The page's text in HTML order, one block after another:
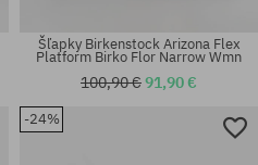
Dostupné veľkosti:
Šľapky Birkenstock Arizona Flex
Platform Birko Flor Narrow Wmn
100,90 €91,90 €
-24%